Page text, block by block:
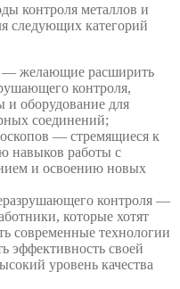
контроля металлов и
следующих категорий
— желающие расширить
контроля,
и оборудование для
соединений;
— стремящиеся к
навыков работы с
и освоению новых
контроля —
которые хотят
современные технологии
эффективность своей
уровень качества